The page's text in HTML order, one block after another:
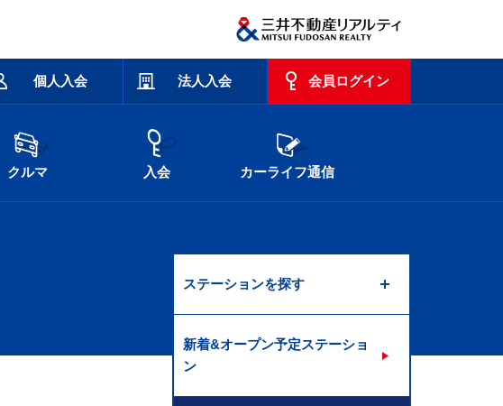
個人入会 法人入会 会員ログイン
クルマ 入会 カーライフ通信
ステーションを探す
新着&オープン予定ステーショ
ン